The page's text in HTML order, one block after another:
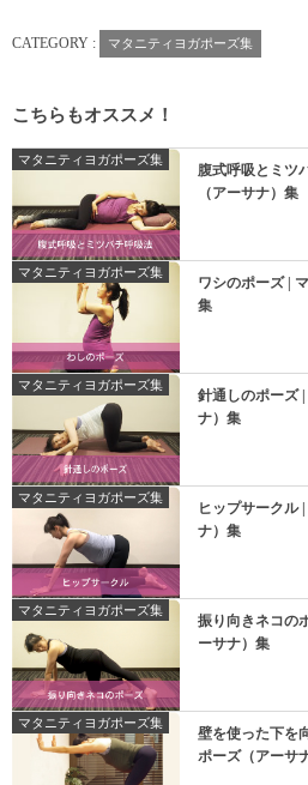
CATEGORY : マタニティヨガポーズ集
こちらもオススメ！
マタニティヨガポーズ集
腹式呼吸とミツ
（アーサナ）集
マタニティヨガポーズ集
ワシのポーズ |
集
マタニティヨガポーズ集
針通しのポーズ
ナ）集
マタニティヨガポーズ集
ヒップサークル
ナ）集
マタニティヨガポーズ集
振り向きネコの
ーサナ）集
マタニティヨガポーズ集
壁を使った下を
ポーズ（アーサ